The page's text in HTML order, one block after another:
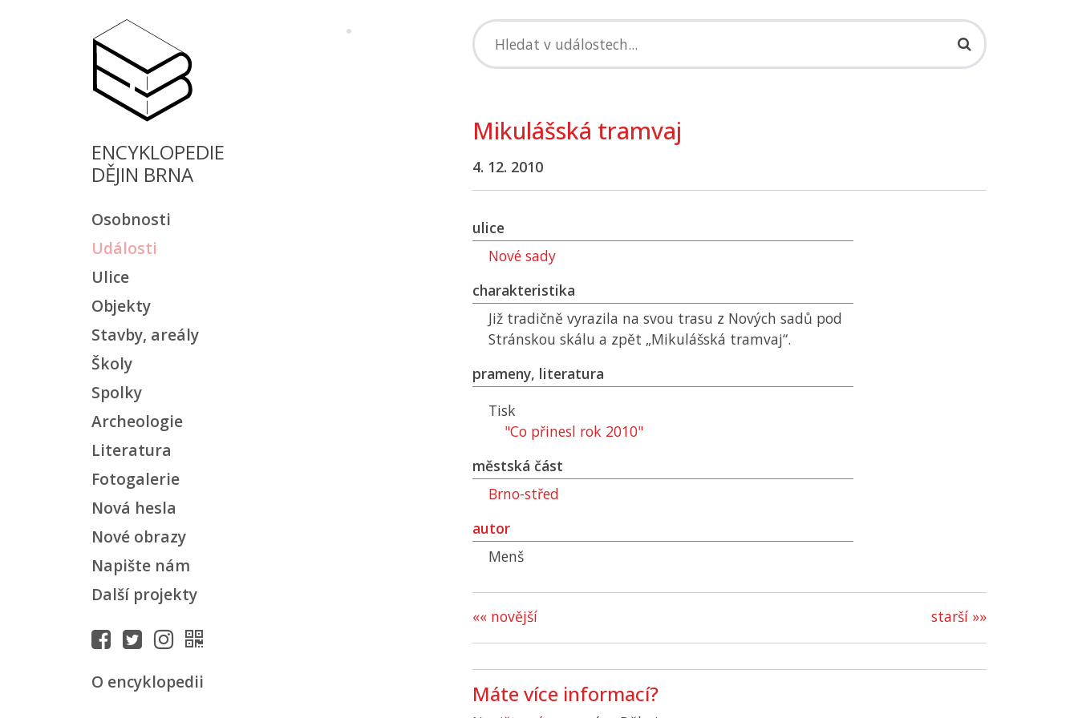
ENCYKLOPEDIE
DĚJIN BRNA
Osobnosti
Události
Ulice
Objekty
Stavby, areály
Školy
Spolky
Archeologie
Literatura
Fotogalerie
Nová hesla
Nové obrazy
Napište nám
Další projekty
O encyklopedii
Mikulášská tramvaj
4. 12. 2010
ulice
Nové sady
charakteristika
Již tradičně vyrazila na svou trasu z Nových sadů pod
Stránskou skálu a zpět „Mikulášská tramvaj“.
prameny, literatura
Tisk
"Co přinesl rok 2010"
městská část
Brno-střed
autor
Menš
starší »»
«« novější
Máte více informací?